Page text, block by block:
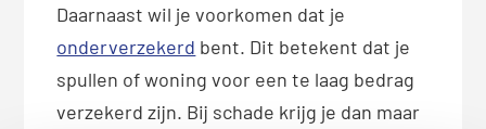
Daarnaast wil je voorkomen dat je
onderverzekerd bent. Dit betekent dat je
spullen of woning voor een te laag bedrag
verzekerd zijn. Bij schade krijg je dan maar